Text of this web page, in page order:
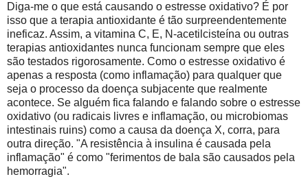
Diga-me o que está causando o estresse oxidativo? É por
isso que a terapia antioxidante é tão surpreendentemente
ineficaz. Assim, a vitamina C, E, N-acetilcisteína ou outras
terapias antioxidantes nunca funcionam sempre que eles
são testados rigorosamente. Como o estresse oxidativo é
apenas a resposta (como inflamação) para qualquer que
seja o processo da doença subjacente que realmente
acontece. Se alguém fica falando e falando sobre o estresse
oxidativo (ou radicais livres e inflamação, ou microbiomas
intestinais ruins) como a causa da doença X, corra, para
outra direção. "A resistência à insulina é causada pela
inflamação" é como "ferimentos de bala são causados ​​pela
hemorragia".